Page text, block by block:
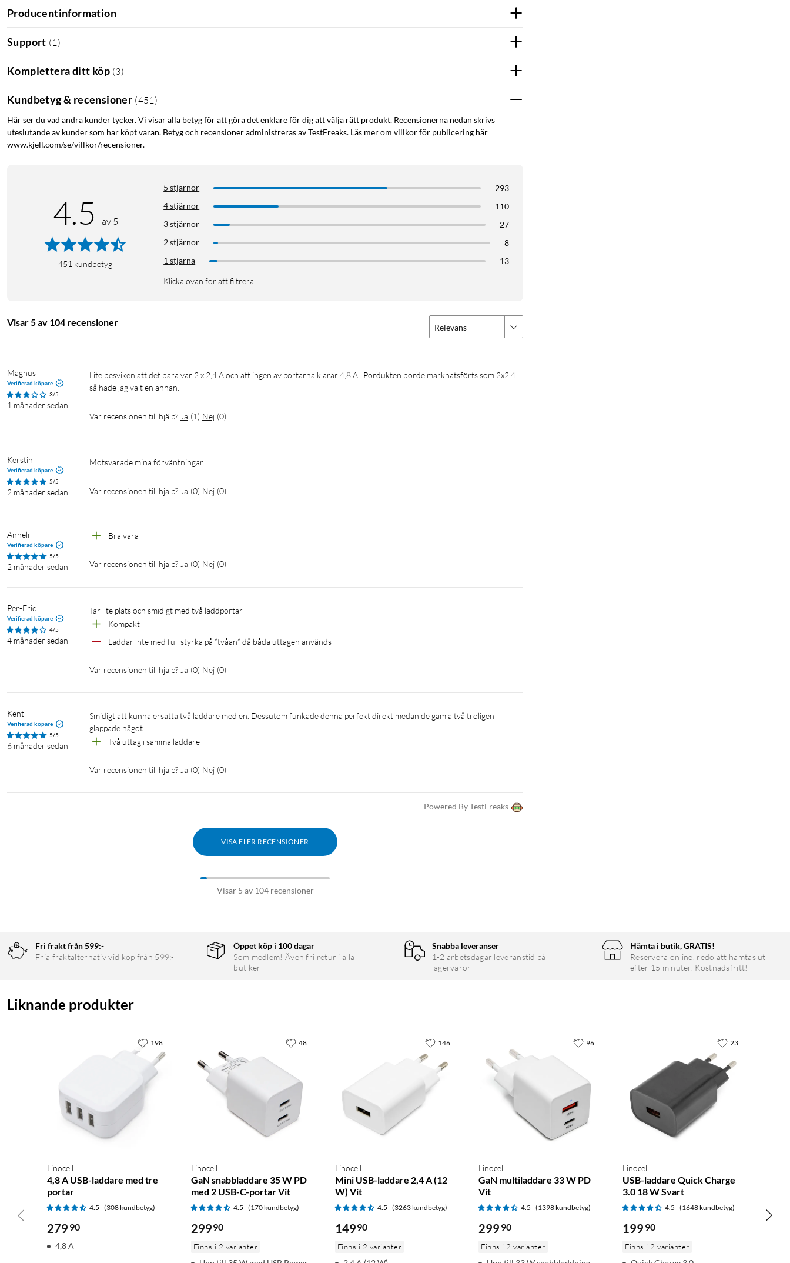
Producentinformation
Support (1 )
Komplettera ditt köp (3)
Kundbetyg & recensioner (451 )
Här ser du vad andra kunder tycker. Vi visar alla betyg för att göra det enklare för dig att välja rätt produkt. Recensionerna nedan skrivs
uteslutande av kunder som har köpt varan. Betyg och recensioner administreras av TestFreaks. Läs mer om villkor för publicering här
www.kjell.com/se/villkor/recensioner.
4.5 av 5
451 kundbetyg
5 stjärnor
293
4 stjärnor
110
3 stjärnor
27
2 stjärnor
8
1 stjärna
13
Klicka ovan för att filtrera
Visar 5 av 104 recensioner Relevans
Magnus
Verifierad köpare
3/5
1 månader sedan
Lite besviken att det bara var 2 x 2,4 A och att ingen av portarna klarar 4,8 A.. Pordukten borde marknatsförts som 2x2,4
så hade jag valt en annan.
Var recensionen till hjälp? Ja (1) Nej (0)
Kerstin
Verifierad köpare
5/5
2 månader sedan
Motsvarade mina förväntningar.
Var recensionen till hjälp? Ja (0) Nej (0)
Anneli
Verifierad köpare
5/5
2 månader sedan
Bra vara
Var recensionen till hjälp? Ja (0) Nej (0)
Per-Eric
Verifierad köpare
4/5
4 månader sedan
Tar lite plats och smidigt med två laddportar
Kompakt
Laddar inte med full styrka på ”tvåan” då båda uttagen används
Var recensionen till hjälp? Ja (0) Nej (0)
Kent
Verifierad köpare
5/5
6 månader sedan
Smidigt att kunna ersätta två laddare med en. Dessutom funkade denna perfekt direkt medan de gamla två troligen
glappade något.
Två uttag i samma laddare
Var recensionen till hjälp? Ja (0) Nej (0)
Powered By TestFreaks
VISA FLER RECENSIONER
Visar 5 av 104 recensioner
Fri frakt från 599:-
Fria fraktalternativ vid köp från 599:-
Öppet köp i 100 dagar
Som medlem! Även fri retur i alla
butiker
Snabba leveranser
1-2 arbetsdagar leveranstid på
lagervaror
Hämta i butik, GRATIS!
Reservera online, redo att hämtas ut
efter 15 minuter. Kostnadsfritt!
Liknande produkter
Linocell
4,8 A USB-laddare med tre
portar
4.5 (308 kundbetyg)
279 90
4,8 A
198
Linocell
GaN snabbladdare 35 W PD
med 2 USB-C-portar Vit
4.5 (170 kundbetyg)
29990
Finns i 2 varianter
48
Linocell
Mini USB-laddare 2,4 A (12
W) Vit
4.5 (3263 kundbetyg)
14990
Finns i 2 varianter
146
Linocell
GaN multiladdare 33 W PD
Vit
4.5 (1398 kundbetyg)
299 90
Finns i 2 varianter
96
Linocell
USB-laddare Quick Charge
3.0 18 W Svart
4.5 (1648 kundbetyg)
199 90
Finns i 2 varianter
23